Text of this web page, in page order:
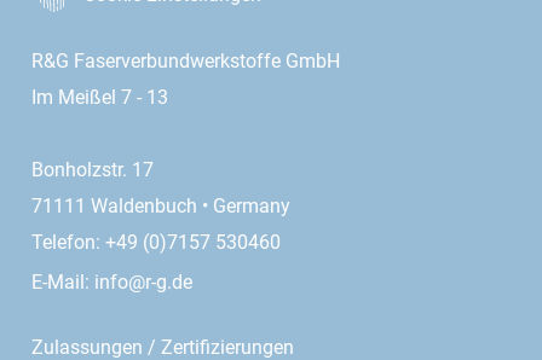
R&G Faserverbundwerkstoffe GmbH
Im Meißel 7 - 13
Bonholzstr. 17
71111 Waldenbuch • Germany
Telefon: +49 (0)7157 530460
E-Mail: info@r-g.de
Zulassungen / Zertifizierungen